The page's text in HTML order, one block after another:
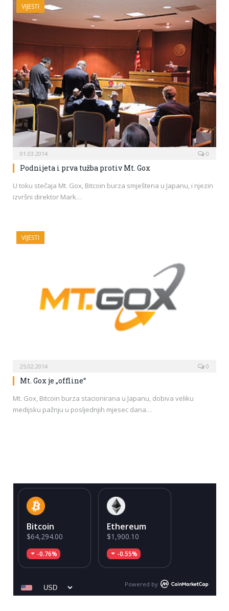
VIJESTI
01.03.2014 0
Podnijeta i prva tužba protiv Mt. Gox
U toku stečaja Mt. Gox, Bitcoin burza smještena u Japanu, i njezin
izvršni direktor Mark…
VIJESTI
25.02.2014 0
Mt. Gox je „offline“
Mt. Gox, Bitcoin burza stacionirana u Japanu, dobiva veliku
medijsku pažnju u posljednjih mjesec dana…
Bitcoin
$64,294.00
-0.76%
Ethereum
$1,900.10
-0.55%
Powered by